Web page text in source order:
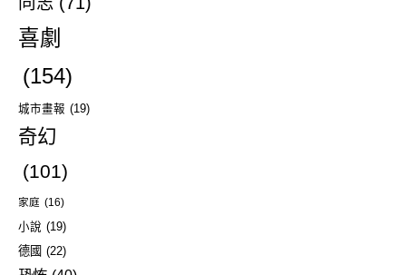
喜劇
(154)
城市畫報 (19)
奇幻
(101)
家庭 (16)
小說 (19)
德國 (22)